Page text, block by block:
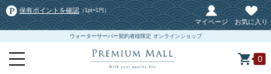
保有ポイントを確認 （1pt=1円）
マイページ お気に入り
ウォーターサーバー契約者様限定 オンラインショップ
0